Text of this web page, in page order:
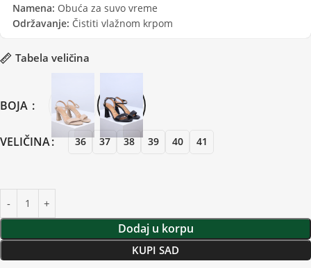
Namena: Obuća za suvo vreme
Održavanje: Čistiti vlažnom krpom
Tabela veličina
BOJA
VELIČINA 36 37 38 39 40 41
Dodaj u korpu
KUPI SAD